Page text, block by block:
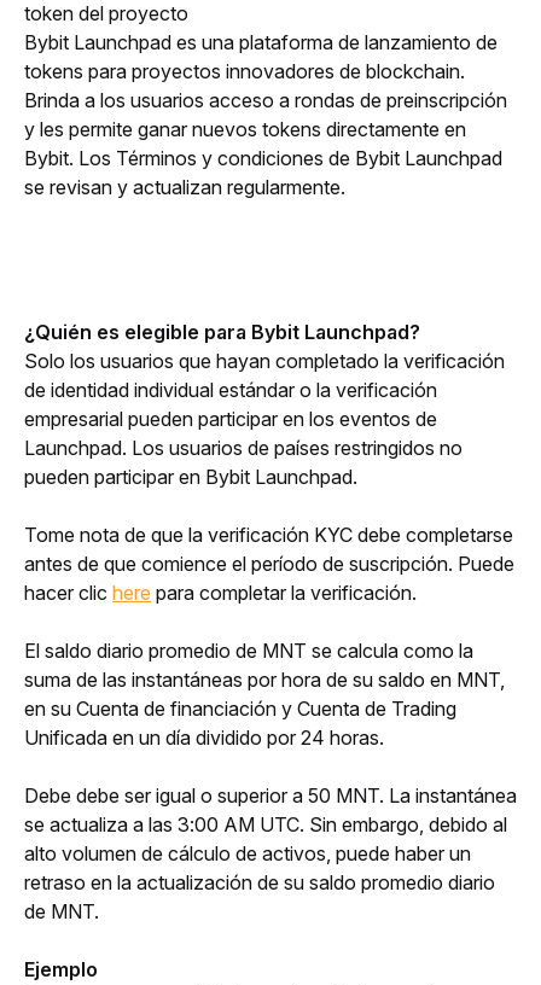
token del proyecto
Bybit Launchpad es una plataforma de lanzamiento de
tokens para proyectos innovadores de blockchain.
Brinda a los usuarios acceso a rondas de preinscripción
y les permite ganar nuevos tokens directamente en
Bybit. Los Términos y condiciones de Bybit Launchpad
se revisan y actualizan regularmente.
¿Quién es elegible para Bybit Launchpad?
Solo los usuarios que hayan completado la verificación
de identidad individual estándar o la verificación
empresarial pueden participar en los eventos de
Launchpad. Los usuarios de países restringidos no
pueden participar en Bybit Launchpad.
Tome nota de que la verificación KYC debe completarse
antes de que comience el período de suscripción. Puede
hacer clic here para completar la verificación.
El saldo diario promedio de MNT se calcula como la
suma de las instantáneas por hora de su saldo en MNT,
en su Cuenta de financiación y Cuenta de Trading
Unificada en un día dividido por 24 horas.
Debe debe ser igual o superior a 50 MNT. La instantánea
se actualiza a las 3:00 AM UTC. Sin embargo, debido al
alto volumen de cálculo de activos, puede haber un
retraso en la actualización de su saldo promedio diario
de MNT.
Ejemplo